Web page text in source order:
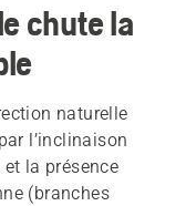
chute la
naturelle
l’inclinaison
et la présence
(branches